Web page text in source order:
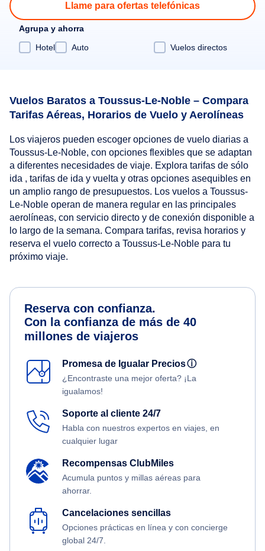
Llame para ofertas telefónicas
Agrupa y ahorra
Hotel
Auto Vuelos directos
Vuelos Baratos a Toussus-Le-Noble – Compara
Tarifas Aéreas, Horarios de Vuelo y Aerolíneas
Los viajeros pueden escoger opciones de vuelo diarias a
Toussus-Le-Noble, con opciones flexibles que se adaptan
a diferentes necesidades de viaje. Explora tarifas de sólo
ida , tarifas de ida y vuelta y otras opciones asequibles en
un amplio rango de presupuestos. Los vuelos a Toussus-
Le-Noble operan de manera regular en las principales
aerolíneas, con servicio directo y de conexión disponible a
lo largo de la semana. Compara tarifas, revisa horarios y
reserva el vuelo correcto a Toussus-Le-Noble para tu
próximo viaje.
Reserva con confianza.
Con la confianza de más de 40
millones de viajeros
Promesa de Igualar Preciosⓘ
¿Encontraste una mejor oferta? ¡La
igualamos!
Soporte al cliente 24/7
Habla con nuestros expertos en viajes, en
cualquier lugar
Recompensas ClubMiles
Acumula puntos y millas aéreas para
ahorrar.
Cancelaciones sencillas
Opciones prácticas en línea y con concierge
global 24/7.